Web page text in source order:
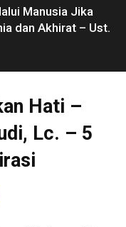
Manusia Jika
dan Akhirat – Ust.
Hati –
Lc. – 5